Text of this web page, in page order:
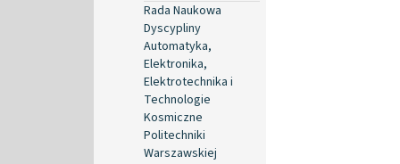
Rada Naukowa
Dyscypliny
Automatyka,
Elektronika,
Elektrotechnika i
Technologie
Kosmiczne
Politechniki
Warszawskiej